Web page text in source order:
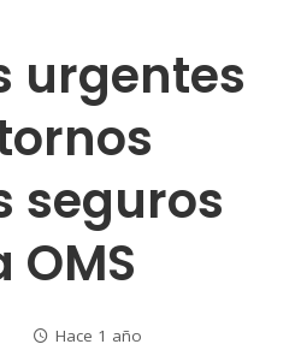
urgentes
seguros
OMS
Hace 1 año